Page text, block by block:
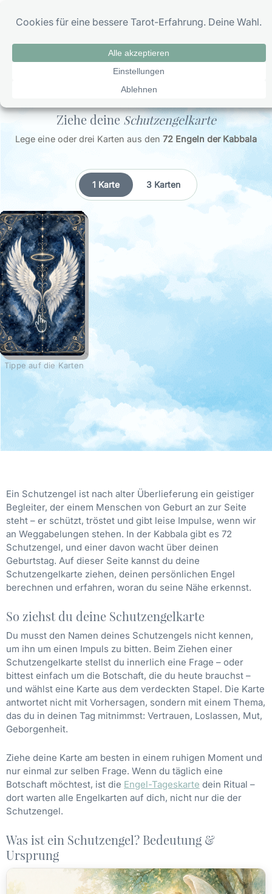
Inhalt
Schutzengel: Bedeutung, Zeichen & deine
Schutzengelkarte
SCHUTZENGEL-ORAKEL
Ziehe deine Schutzengelkarte
Lege eine oder drei Karten aus den 72 Engeln der Kabbala
1 Karte 3 Karten
Tippe auf die Karten
Ein Schutzengel ist nach alter Überlieferung ein geistiger
Begleiter, der einem Menschen von Geburt an zur Seite
steht – er schützt, tröstet und gibt leise Impulse, wenn wir
an Weggabelungen stehen. In der Kabbala gibt es 72
Schutzengel, und einer davon wacht über deinen
Geburtstag. Auf dieser Seite kannst du deine
Schutzengelkarte ziehen, deinen persönlichen Engel
berechnen und erfahren, woran du seine Nähe erkennst.
So ziehst du deine Schutzengelkarte
Du musst den Namen deines Schutzengels nicht kennen,
um ihn um einen Impuls zu bitten. Beim Ziehen einer
Schutzengelkarte stellst du innerlich eine Frage – oder
bittest einfach um die Botschaft, die du heute brauchst –
und wählst eine Karte aus dem verdeckten Stapel. Die Karte
antwortet nicht mit Vorhersagen, sondern mit einem Thema,
das du in deinen Tag mitnimmst: Vertrauen, Loslassen, Mut,
Geborgenheit.
Ziehe deine Karte am besten in einem ruhigen Moment und
nur einmal zur selben Frage. Wenn du täglich eine
Botschaft möchtest, ist die Engel-Tageskarte dein Ritual –
dort warten alle Engelkarten auf dich, nicht nur die der
Schutzengel.
Was ist ein Schutzengel? Bedeutung &
Ursprung